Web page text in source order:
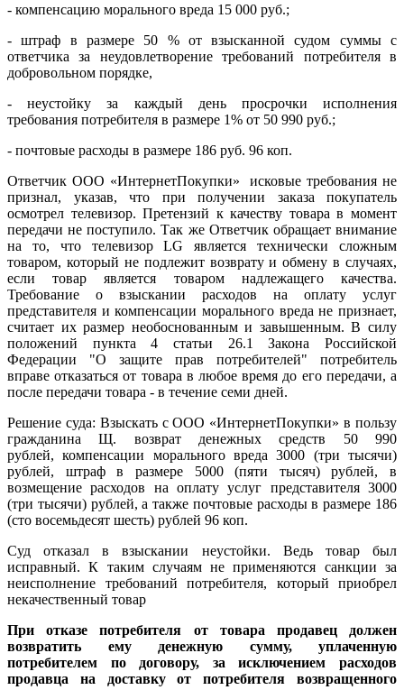
- компенсацию морального вреда 15 000 руб.;
- штраф в размере 50 % от взысканной судом суммы с
ответчика за неудовлетворение требований потребителя в
добровольном порядке,
- неустойку за каждый день просрочки исполнения
требования потребителя в размере 1% от 50 990 руб.;
- почтовые расходы в размере 186 руб. 96 коп.
Ответчик ООО «ИнтернетПокупки» исковые требования не
признал, указав, что при получении заказа покупатель
осмотрел телевизор. Претензий к качеству товара в момент
передачи не поступило. Так же Ответчик обращает внимание
на то, что телевизор LG является технически сложным
товаром, который не подлежит возврату и обмену в случаях,
если товар является товаром надлежащего качества.
Требование о взыскании расходов на оплату услуг
представителя и компенсации морального вреда не признает,
считает их размер необоснованным и завышенным. В силу
положений пункта 4 статьи 26.1 Закона Российской
Федерации "О защите прав потребителей" потребитель
вправе отказаться от товара в любое время до его передачи, а
после передачи товара - в течение семи дней.
Решение суда: Взыскать с ООО «ИнтернетПокупки» в пользу
гражданина Щ. возврат денежных средств 50 990
рублей, компенсации морального вреда 3000 (три тысячи)
рублей, штраф в размере 5000 (пяти тысяч) рублей, в
возмещение расходов на оплату услуг представителя 3000
(три тысячи) рублей, а также почтовые расходы в размере 186
(сто восемьдесят шесть) рублей 96 коп.
Суд отказал в взыскании неустойки. Ведь товар был
исправный. К таким случаям не применяются санкции за
неисполнение требований потребителя, который приобрел
некачественный товар
При отказе потребителя от товара продавец должен
возвратить ему денежную сумму, уплаченную
потребителем по договору, за исключением расходов
продавца на доставку от потребителя возвращенного